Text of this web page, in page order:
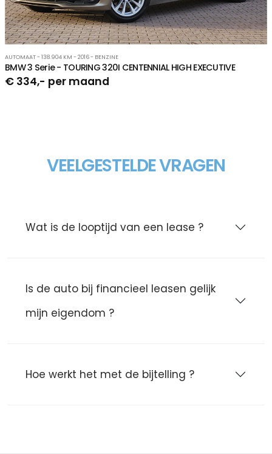
AUTOMAAT - 138.904 KM - 2016 - BENZINE
BMW 3 Serie - TOURING 320I CENTENNIAL HIGH EXECUTIVE
€ 334,- per maand
VEELGESTELDE VRAGEN
Wat is de looptijd van een lease ?
Is de auto bij financieel leasen gelijk
mijn eigendom ?
Hoe werkt het met de bijtelling ?